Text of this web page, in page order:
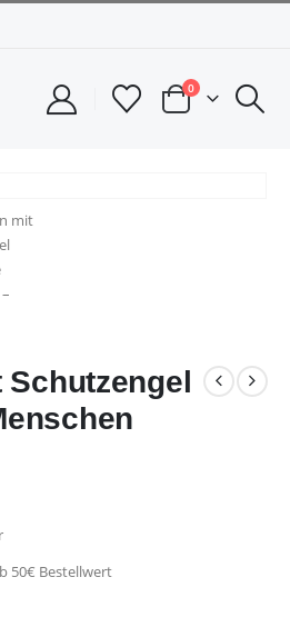
0
50€ Bestellwert